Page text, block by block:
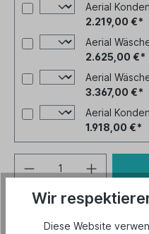
Aerial
2.219,00 €*
Aerial
2.625,00 €*
Aerial
3.367,00 €*
Aerial
1.918,00 €*
Artikel-Nr.:A-5501-0006
Wir
Diese Website